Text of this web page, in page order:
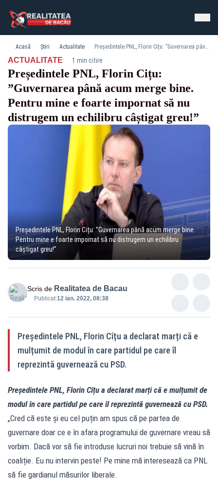
Acasă Știri Actualitate Președintele PNL, Florin Cițu: ”Guvernarea până acum merge bine. Pentru mine e foarte impornat să nu distrugem un echilibru câștigat greu!”
ACTUALITATE· 1 min citire
Președintele PNL, Florin Cițu:
”Guvernarea până acum merge bine.
Pentru mine e foarte impornat să nu
distrugem un echilibru câștigat greu!”
Președintele PNL, Florin Cițu: ”Guvernarea până acum merge bine.
Pentru mine e foarte impornat să nu distrugem un echilibru
câștigat greu!”
Scris de Realitatea de Bacau
Publicat:12 ian. 2022, 08:38
Președintele PNL, Florin Cîțu a declarat marți că e
mulțumit de modul în care partidul pe care îl
reprezintă guvernează cu PSD.
Președintele PNL, Florin Cîțu a declarat marți că e mulțumit de
modul în care partidul pe care îl reprezintă guvernează cu PSD.
„Cred că este și eu cel puțin am spus că pe partea de
guvernare doar ce e în afara programului de guvernare vreau să
vorbim. Dacă vor să fie introduse lucruri noi trebuie să vină în
coaliție. Eu nu intervin peste! Pe mine mă interesează ca PNL
să fie gardianul măsurilor liberale.